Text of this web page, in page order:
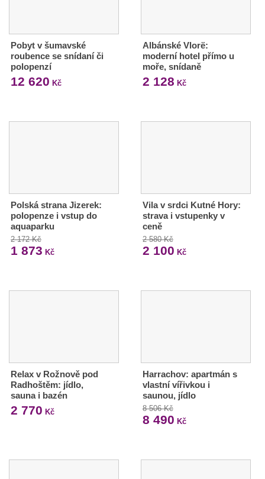
Pobyt v šumavské
roubence se snídaní či
polopenzí
12 620 Kč
Albánské Vlorë:
moderní hotel přímo u
moře, snídaně
2 128 Kč
Polská strana Jizerek:
polopenze i vstup do
aquaparku
2 172 Kč
1 873 Kč
Vila v srdci Kutné Hory:
strava i vstupenky v
ceně
2 580 Kč
2 100 Kč
Relax v Rožnově pod
Radhoštěm: jídlo,
sauna i bazén
2 770 Kč
Harrachov: apartmán s
vlastní vířivkou i
saunou, jídlo
8 506 Kč
8 490 Kč